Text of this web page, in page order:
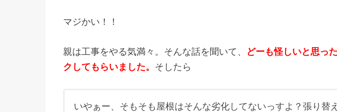
マジかい！！
親は工事をやる気満々。そんな話を聞いて、 どーも怪しいと思っ
クしてもらいました。 そしたら
いやぁー、そもそも屋根はそんな劣化してないっすよ？張り替